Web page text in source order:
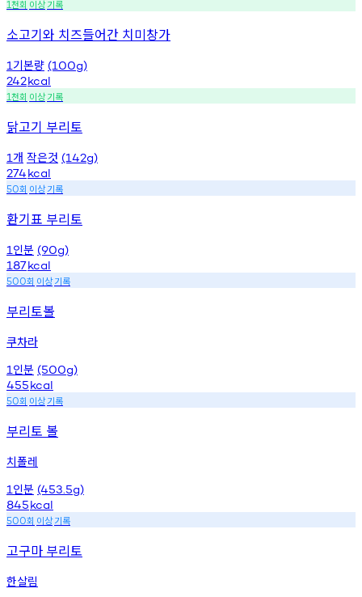
1천회 이상기록
소고기와 치즈들어간 치미창가
1 기본량 (100g)
242kcal
1천회 이상기록
닭고기 부리토
1 개 작은것 (142g)
274kcal
50회 이상기록
환기표 부리토
1 인분 (90g)
187kcal
500회 이상기록
부리토볼
쿠차라
1 인분 (500g)
455kcal
50회 이상기록
부리토 볼
치폴레
1 인분 (453.5g)
845kcal
500회 이상기록
고구마 부리토
한살림